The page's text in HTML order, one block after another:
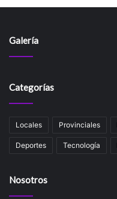
Galería
Categorías
Locales Provinciales
Deportes Tecnología
Nosotros